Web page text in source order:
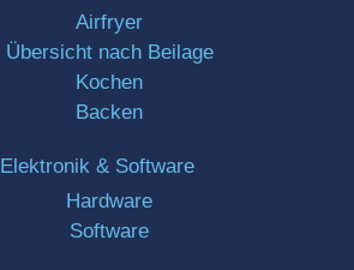
Airfryer
Übersicht nach Beilage
Kochen
Backen
Elektronik & Software
Hardware
Software